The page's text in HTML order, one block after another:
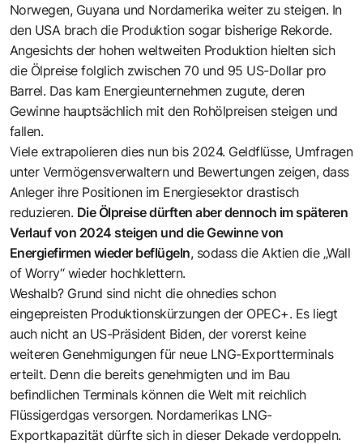
Norwegen, Guyana und Nordamerika weiter zu steigen. In
den USA brach die Produktion sogar bisherige Rekorde.
Angesichts der hohen weltweiten Produktion hielten sich
die Ölpreise folglich zwischen 70 und 95 US-Dollar pro
Barrel. Das kam Energieunternehmen zugute, deren
Gewinne hauptsächlich mit den Rohölpreisen steigen und
fallen.
Viele extrapolieren dies nun bis 2024. Geldflüsse, Umfragen
unter Vermögensverwaltern und Bewertungen zeigen, dass
Anleger ihre Positionen im Energiesektor drastisch
reduzieren. Die Ölpreise dürften aber dennoch im späteren
Verlauf von 2024 steigen und die Gewinne von
Energiefirmen wieder beflügeln, sodass die Aktien die „Wall
of Worry“ wieder hochklettern.
Weshalb? Grund sind nicht die ohnedies schon
eingepreisten Produktionskürzungen der OPEC+. Es liegt
auch nicht an US-Präsident Biden, der vorerst keine
weiteren Genehmigungen für neue LNG-Exportterminals
erteilt. Denn die bereits genehmigten und im Bau
befindlichen Terminals können die Welt mit reichlich
Flüssigerdgas versorgen. Nordamerikas LNG-
Exportkapazität dürfte sich in dieser Dekade verdoppeln.